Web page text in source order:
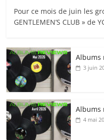
Pour ce mois de juin les
GENTLEMEN’S CLUB » de
Albums
3 juin
Albums
4 mai